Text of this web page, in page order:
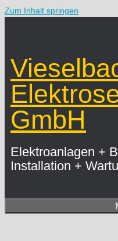
Zum Inhalt springen
GmbH
Elektroanlagen +
Installation +